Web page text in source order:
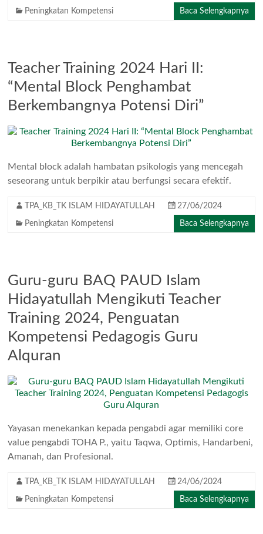
Peningkatan Kompetensi Baca Selengkapnya
Teacher Training 2024 Hari II:
“Mental Block Penghambat
Berkembangnya Potensi Diri”
Mental block adalah hambatan psikologis yang mencegah
seseorang untuk berpikir atau berfungsi secara efektif.
TPA_KB_TK ISLAM HIDAYATULLAH 27/06/2024
Peningkatan Kompetensi Baca Selengkapnya
Guru-guru BAQ PAUD Islam
Hidayatullah Mengikuti Teacher
Training 2024, Penguatan
Kompetensi Pedagogis Guru
Alquran
Yayasan menekankan kepada pengabdi agar memiliki core
value pengabdi TOHA P., yaitu Taqwa, Optimis, Handarbeni,
Amanah, dan Profesional.
TPA_KB_TK ISLAM HIDAYATULLAH 24/06/2024
Peningkatan Kompetensi Baca Selengkapnya